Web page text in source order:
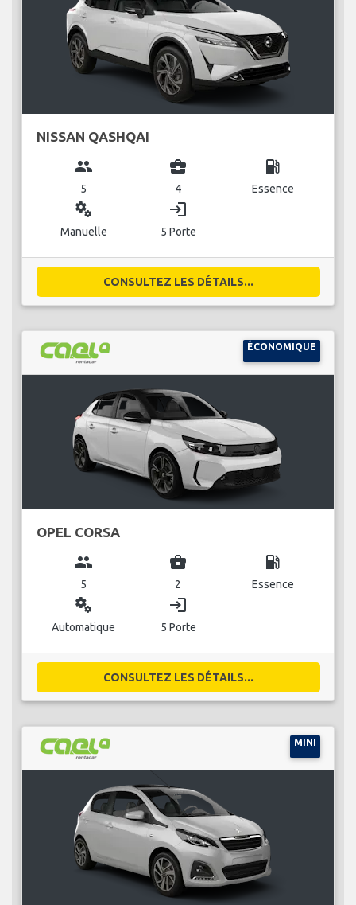
NISSAN QASHQAI
group
5
business_center
4
local_gas_station
Essence
miscellaneous_services
Manuelle
login
5 Porte
CONSULTEZ LES DÉTAILS...
ÉCONOMIQUE
OPEL CORSA
group
5
business_center
2
local_gas_station
Essence
miscellaneous_services
Automatique
login
5 Porte
CONSULTEZ LES DÉTAILS...
MINI